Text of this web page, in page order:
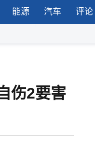
能源 汽车 评论
伤2要害